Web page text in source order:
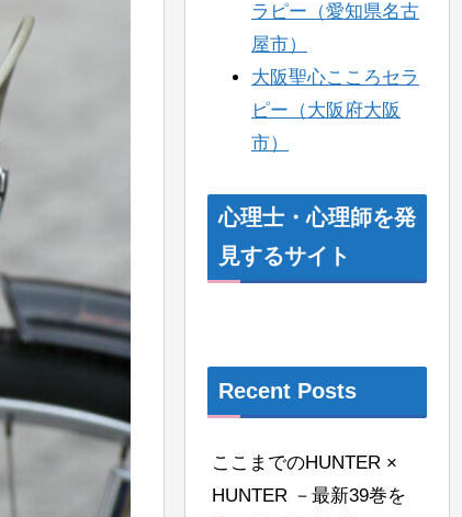
ラピー（愛知県名古
屋市）
大阪聖心こころセラ
ピー（大阪府大阪
市）
心理士・心理師を発
見するサイト
Recent Posts
ここまでのHUNTER ×
HUNTER －最新39巻を